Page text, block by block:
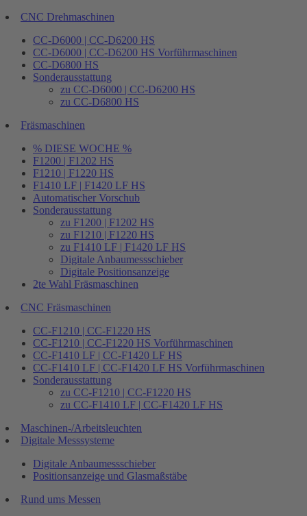
CNC Drehmaschinen
CC-D6000 | CC-D6200 HS
CC-D6000 | CC-D6200 HS Vorführmaschinen
CC-D6800 HS
Sonderausstattung
zu CC-D6000 | CC-D6200 HS
zu CC-D6800 HS
Fräsmaschinen
% DIESE WOCHE %
F1200 | F1202 HS
F1210 | F1220 HS
F1410 LF | F1420 LF HS
Automatischer Vorschub
Sonderausstattung
zu F1200 | F1202 HS
zu F1210 | F1220 HS
zu F1410 LF | F1420 LF HS
Digitale Anbaumessschieber
Digitale Positionsanzeige
2te Wahl Fräsmaschinen
CNC Fräsmaschinen
CC-F1210 | CC-F1220 HS
CC-F1210 | CC-F1220 HS Vorführmaschinen
CC-F1410 LF | CC-F1420 LF HS
CC-F1410 LF | CC-F1420 LF HS Vorführmaschinen
Sonderausstattung
zu CC-F1210 | CC-F1220 HS
zu CC-F1410 LF | CC-F1420 LF HS
Maschinen-/Arbeitsleuchten
Digitale Messsysteme
Digitale Anbaumessschieber
Positionsanzeige und Glasmaßstäbe
Rund ums Messen